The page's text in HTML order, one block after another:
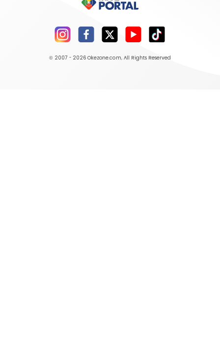
© 2007 - 2026 Okezone.com, All Rights Reserved